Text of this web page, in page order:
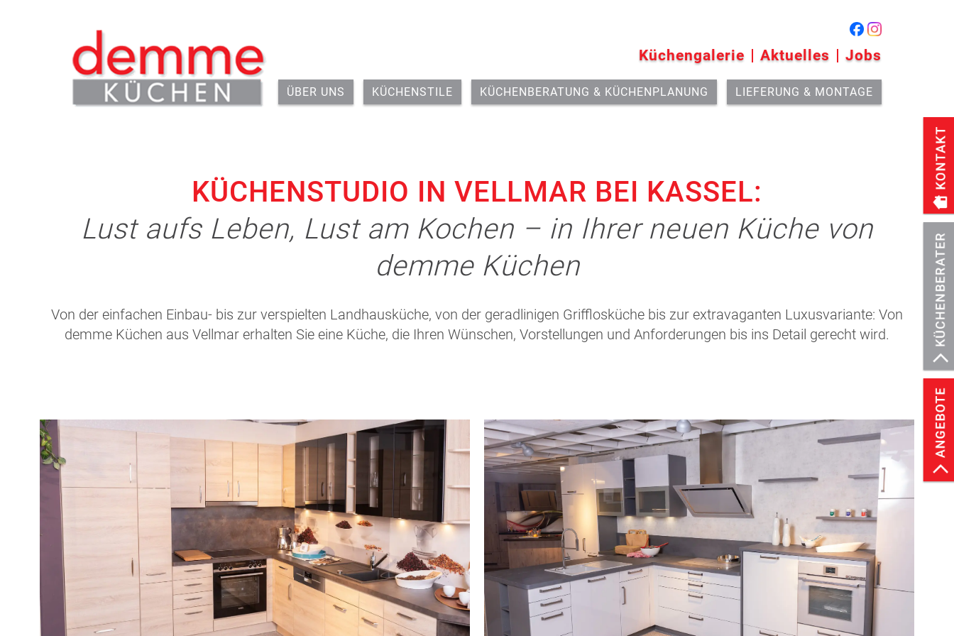
Küchengalerie Aktuelles Jobs
ÜBER UNS KÜCHENSTILE KÜCHENBERATUNG & KÜCHENPLANUNG LIEFERUNG & MONTAGE
KÜCHENSTUDIO IN VELLMAR BEI KASSEL:
Lust aufs Leben, Lust am Kochen – in Ihrer neuen Küche von
demme Küchen
Von der einfachen Einbau- bis zur verspielten Landhausküche, von der geradlinigen Grifflosküche bis zur extravaganten Luxusvariante: Von
demme Küchen aus Vellmar erhalten Sie eine Küche, die Ihren Wünschen, Vorstellungen und Anforderungen bis ins Detail gerecht wird.